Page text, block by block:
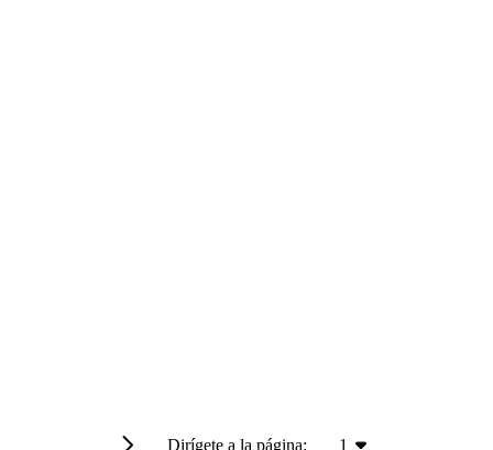
Dirígete a la página: 1